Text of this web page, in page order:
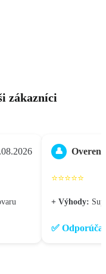
zákazníci
👤
⭐⭐⭐⭐⭐
+ Výhody:
✅ Odporúča